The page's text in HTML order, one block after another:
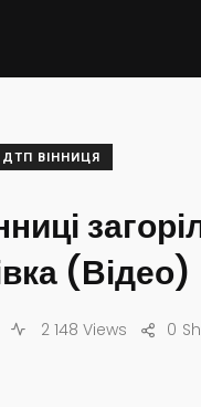
ДТП ВІННИЦЯ
(Відео)
2 148 Views 0